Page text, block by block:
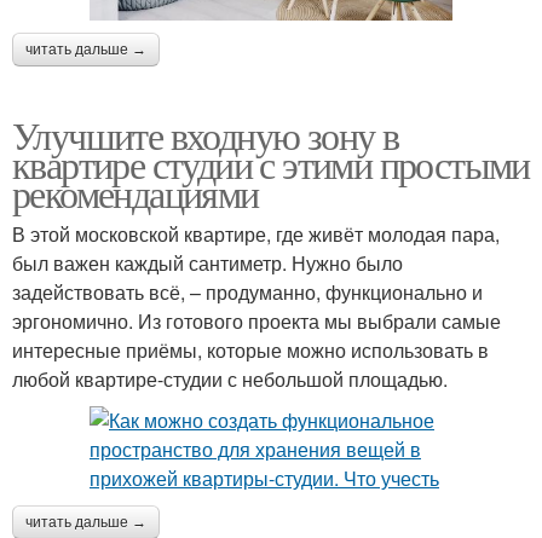
читать дальше →
Улучшите входную зону в
квартире студии с этими простыми
рекомендациями
В этой московской квартире, где живёт молодая пара,
был важен каждый сантиметр. Нужно было
задействовать всё, – продуманно, функционально и
эргономично. Из готового проекта мы выбрали самые
интересные приёмы, которые можно использовать в
любой квартире-студии с небольшой площадью.
читать дальше →